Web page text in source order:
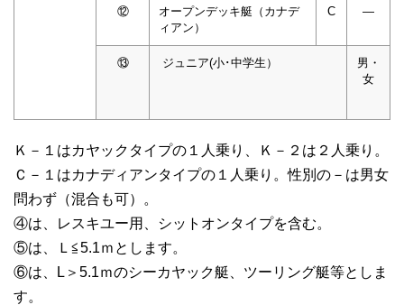
⑫
オープンデッキ艇（カナデ
ィアン）
C ―
⑬ ジュニア(小･中学生）
男・
女
Ｋ－１はカヤックタイプの１人乗り、Ｋ－２は２人乗り。
Ｃ－１はカナディアンタイプの１人乗り。性別の－は男女
問わず（混合も可）。
④は、レスキユー用、シットオンタイプを含む。
⑤は、Ｌ≦5.1ｍとします。
⑥は、L＞5.1ｍのシーカヤック艇、ツーリング艇等としま
す。